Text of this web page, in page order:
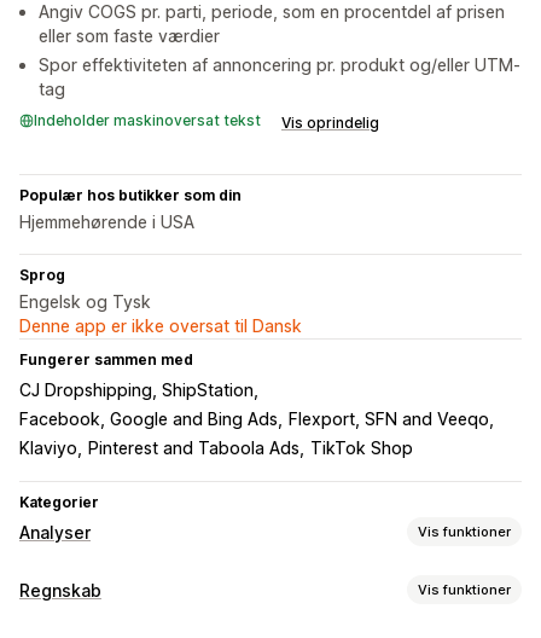
Angiv COGS pr. parti, periode, som en procentdel af prisen
eller som faste værdier
Spor effektiviteten af annoncering pr. produkt og/eller UTM-
tag
Indeholder maskinoversat tekst Vis oprindelig
Populær hos butikker som din
Hjemmehørende i USA
Sprog
Engelsk og Tysk
Denne app er ikke oversat til Dansk
Fungerer sammen med
CJ Dropshipping, ShipStation
Facebook, Google and Bing Ads
Flexport, SFN and Veeqo
Klaviyo
Pinterest and Taboola Ads TikTok Shop
Kategorier
Analyser Vis funktioner
Kundeadfærd
Regnskab Vis funktioner